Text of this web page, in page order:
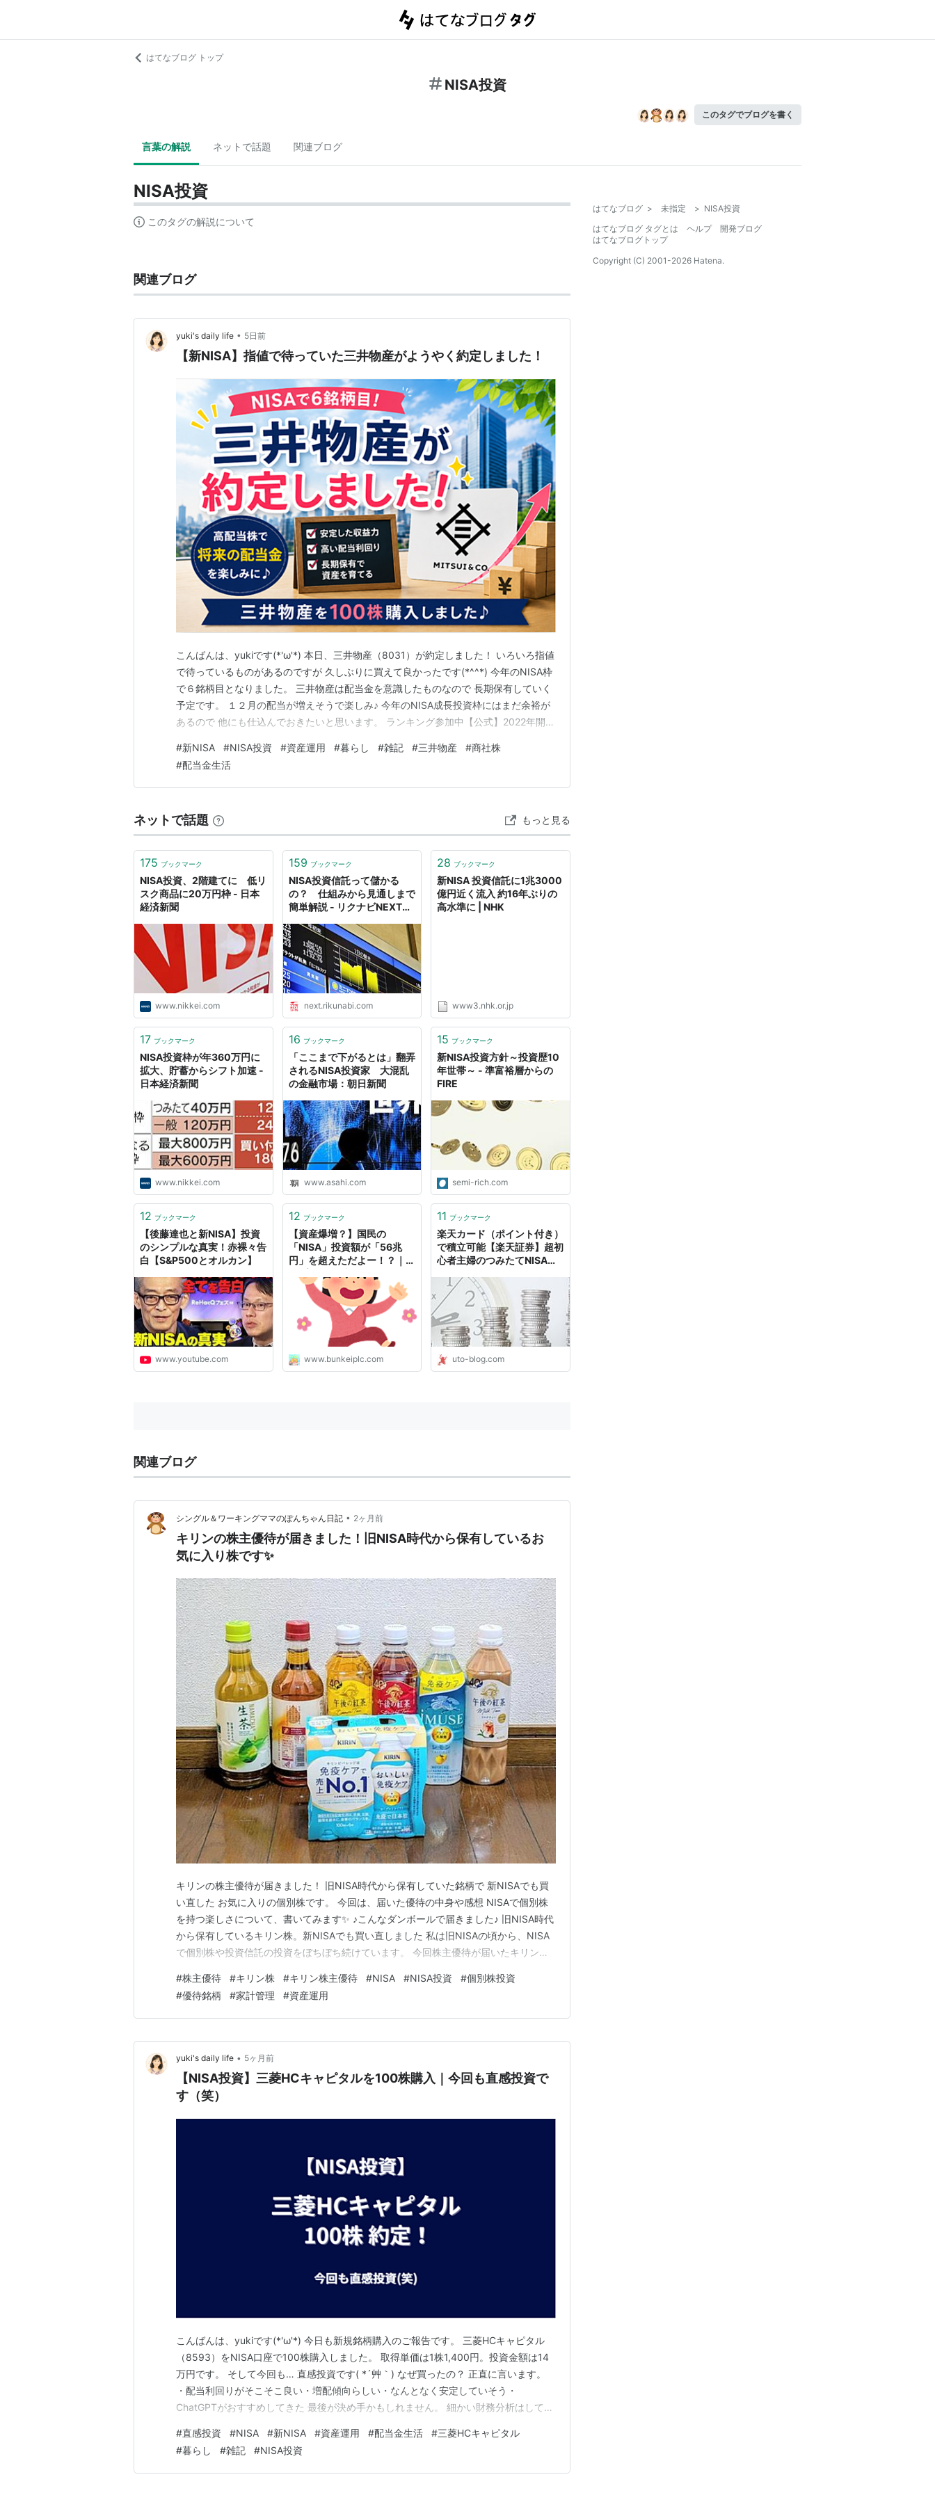
はてなブログ トップ
NISA投資
このタグでブログを書く
言葉の解説 ネットで話題 関連ブログ
NISA投資
このタグの解説について
関連ブログ
yuki's daily life • 5日前
【新NISA】指値で待っていた三井物産がようやく約定しました！
こんばんは、yukiです(*'ω'*) 本日、三井物産（8031）が約定しました！ いろいろ指値
で待っているものがあるのですが 久しぶりに買えて良かったです(*^^*) 今年のNISA枠
で６銘柄目となりました。 三井物産は配当金を意識したものなので 長期保有していく
予定です。 １２月の配当が増えそうで楽しみ♪ 今年のNISA成長投資枠にはまだ余裕が
あるので 他にも仕込んでおきたいと思います。 ランキング参加中【公式】2022年開設
た('ω')ノ
#新NISA #NISA投資 #資産運用 #暮らし #雑記 #三井物産 #商社株
#配当金生活
ネットで話題 もっと見る
175 ブックマーク
NISA投資、2階建てに 低リ
スク商品に20万円枠 - 日本
経済新聞
www.nikkei.com
159 ブックマーク
NISA投資信託って儲かる
の？ 仕組みから見通しまで
簡単解説 - リクナビNEXTジ
next.rikunabi.com
28 ブックマーク
新NISA 投資信託に1兆3000
億円近く流入 約16年ぶりの
高水準に | NHK
www3.nhk.or.jp
17 ブックマーク
NISA投資枠が年360万円に
拡大、貯蓄からシフト加速 -
日本経済新聞
www.nikkei.com
16 ブックマーク
「ここまで下がるとは」翻弄
されるNISA投資家 大混乱
の金融市場：朝日新聞
www.asahi.com
15 ブックマーク
新NISA投資方針～投資歴10
年世帯～ - 準富裕層からの
FIRE
semi-rich.com
12 ブックマーク
【後藤達也と新NISA】投資
のシンプルな真実！赤裸々告
白【S&P500とオルカン】
www.youtube.com
12 ブックマーク
【資産爆増？】国民の
「NISA」投資額が「56兆
円」を超えただよー！？｜ア
www.bunkeiplc.com
11 ブックマーク
楽天カード（ポイント付き）
で積立可能【楽天証券】超初
心者主婦のつみたてNISA投
uto-blog.com
関連ブログ
シングル＆ワーキングママのぽんちゃん日記 • 2ヶ月前
キリンの株主優待が届きました！旧NISA時代から保有しているお
気に入り株です✨
キリンの株主優待が届きました！ 旧NISA時代から保有していた銘柄で 新NISAでも買
い直した お気に入りの個別株です。 今回は、届いた優待の中身や感想 NISAで個別株
を持つ楽しさについて、書いてみます✨ ♪こんなダンボールで届きました♪ 旧NISA時代
から保有しているキリン株。新NISAでも買い直しました 私は旧NISAの頃から、NISA
で個別株や投資信託の投資をぼちぼち続けています。 今回株主優待が届いたキリン株
『やっぱり持っていたいな』と思い改めて買い直しました。 株主番号が継続するよう
にもともと持ってい…
#株主優待 #キリン株 #キリン株主優待 #NISA #NISA投資 #個別株投資
#優待銘柄 #家計管理 #資産運用
yuki's daily life • 5ヶ月前
【NISA投資】三菱HCキャピタルを100株購入｜今回も直感投資で
す（笑）
こんばんは、yukiです(*'ω'*) 今日も新規銘柄購入のご報告です。 三菱HCキャピタル
（8593）をNISA口座で100株購入しました。 取得単価は1株1,400円。投資金額は14
万円です。 そして今回も… 直感投資です( *´艸｀) なぜ買ったの？ 正直に言います。
・配当利回りがそこそこ良い・増配傾向らしい・なんとなく安定していそう・
ChatGPTがおすすめしてきた 最後が決め手かもしれません。 細かい財務分析はしてい
う・・・何の会社？ ざっくり言うとリース会社。 企業に設備などを貸すビジネスらし
いです。 …ら…
#直感投資 #NISA #新NISA #資産運用 #配当金生活 #三菱HCキャピタル
#暮らし #雑記 #NISA投資
はてなブログ > 未指定 > NISA投資
はてなブログ タグとは
ヘルプ
開発ブログ
はてなブログトップ
Copyright (C) 2001-2026 Hatena.